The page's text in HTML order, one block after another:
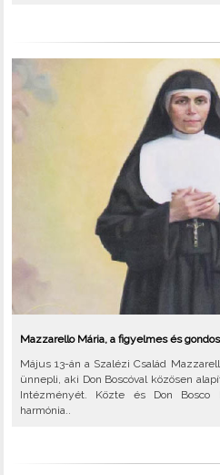
Mazzarello Mária, a figyelmes és
Május 13-án a Szalézi Család
ünnepli, aki Don Boscóval közösen
Intézményét. Közte és Don Bosco
harmónia..